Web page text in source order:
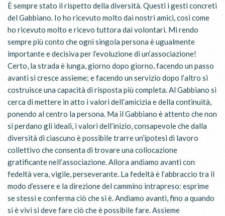
È sempre stato il rispetto della diversità. Questi i gesti concreti
del Gabbiano. Io ho ricevuto molto dai nostri amici, così come
ho ricevuto molto e ricevo tuttora dai volontari. Mi rendo
sempre più conto che ogni singola persona è ugualmente
importante e decisiva per l’evoluzione di un’associazione!
Certo, la strada è lunga, giorno dopo giorno, facendo un passo
avanti si cresce assieme; e facendo un servizio dopo l’altro si
costruisce una capacità di risposta più completa. Al Gabbiano si
cerca di mettere in atto i valori dell’amicizia e della continuità,
ponendo al centro la persona. Ma il Gabbiano è attento che non
si perdano gli ideali, i valori dell’inizio, consapevole che dalla
diversità di ciascuno è possibile trarre un’ipotesi di lavoro
collettivo che consenta di trovare una collocazione
gratificante nell’associazione. Allora andiamo avanti con
fedeltà vera, vigile, perseverante. La fedeltà è l’abbraccio tra il
modo d’essere e la direzione del cammino intrapreso: esprime
se stessi e conferma ciò che si è. Andiamo avanti, fino a quando
si è vivi si deve fare ciò che è possibile fare. Assieme